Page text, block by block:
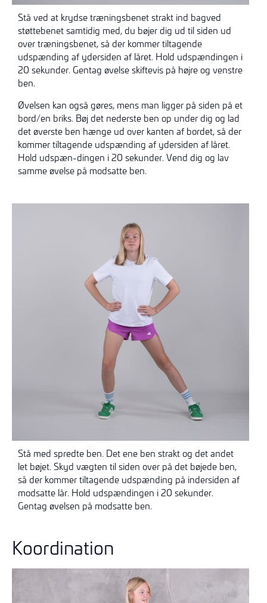
Stå ved at krydse træningsbenet strakt ind bagved
støttebenet samtidig med, du bøjer dig ud til siden ud
over træningsbenet, så der kommer tiltagende
udspænding af ydersiden af låret. Hold udspændingen i
20 sekunder. Gentag øvelse skiftevis på højre og venstre
ben.
Øvelsen kan også gøres, mens man ligger på siden på et
bord/en briks. Bøj det nederste ben op under dig og lad
det øverste ben hænge ud over kanten af bordet, så der
kommer tiltagende udspænding af ydersiden af låret.
Hold udspæn-dingen i 20 sekunder. Vend dig og lav
samme øvelse på modsatte ben.
Stå med spredte ben. Det ene ben strakt og det andet
let bøjet. Skyd vægten til siden over på det bøjede ben,
så der kommer tiltagende udspænding på indersiden af
modsatte lår. Hold udspændingen i 20 sekunder.
Gentag øvelsen på modsatte ben.
Koordination